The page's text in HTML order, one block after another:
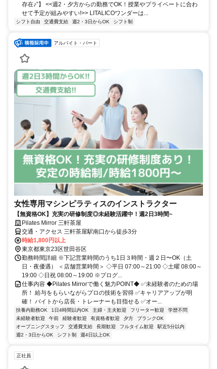
存在♪”】 <<週2・夕方からの勤務でOK！授業やプライベートに合わ
せて予定が組みやすい!>> LITALICOワンダーは...
シフト自由 交通費支給 週2・3日からOK シフト制
アルバイト・パート
女性専用マシンピラティスのインストラクター
【無資格OK】充実の研修制度◎未経験活躍中！週2日3時間~
Pilates Mirror 三軒茶屋
交通・アクセス 三軒茶屋駅南口から徒歩3分
時給1,800円以上
東京都東京23区世田谷区
勤務時間詳細 ※下記営業時間のうち1日３時間・週２日〜OK（土
日・夜優遇） ＜店舗営業時間＞ ◇平日 07:00～21:00 ◇土曜 08:00～
19:00 ◇日祝 08:00～19:00 ※プログ...
仕事内容 ◆Pilates Mirrorで働く魅力POINT◆ ✅未経験者のための場
所！ 給与をもらいながらプロの技術を習得 ✅キャリアアップが明
確！ バイトから店長・トレーナーも目指せる ✅オー...
扶養内勤務OK 1日4時間以内OK 主婦・主夫歓迎 フリーター歓迎
学歴不問
未経験者歓迎
午前 経験者歓迎 有資格者歓迎 夕方
ブランクOK
オープニングスタッフ
交通費支給 長期歓迎 フルタイム歓迎
駅近5分以内
週2・3日からOK
シフト制 週4日以上OK
正社員